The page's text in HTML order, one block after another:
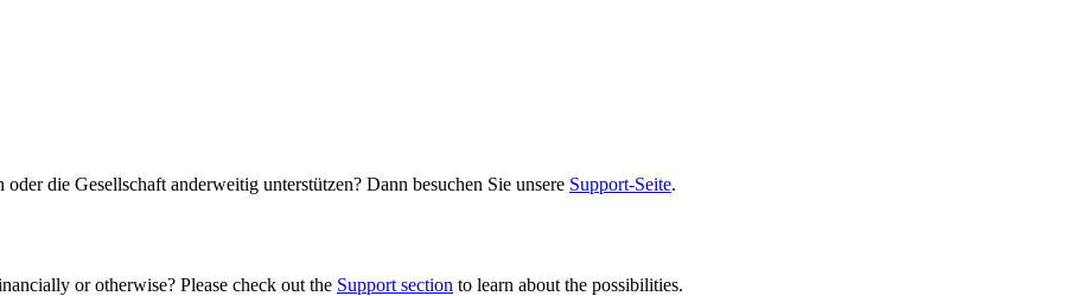
die Gesellschaft anderweitig unterstützen? Dann besuchen Sie unsere Support-Seite.
or otherwise? Please check out the Support section to learn about the possibilities.